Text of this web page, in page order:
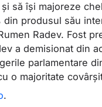
și să își majoreze
din produsul său
Radev. Fost
a demisionat din
parlamentare
o majoritate
.